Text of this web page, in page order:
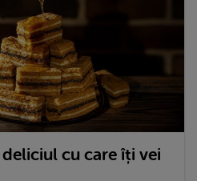
cu care îți vei